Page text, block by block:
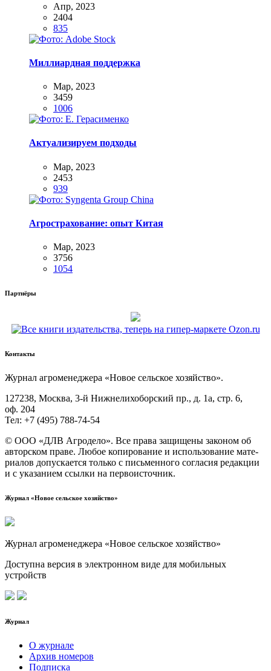
Апр, 2023
2404
835
Миллиардная поддержка
Мар, 2023
3459
1006
Актуализируем подходы
Мар, 2023
2453
939
Агрострахование: опыт Китая
Мар, 2023
3756
1054
Партнёры
Контакты
Жур­нал агро­ме­не­дже­ра «Новое сель­ское хозяйство».
127238, Москва, 3‑й Ниж­не­ли­хо­бор­ский пр., д. 1а, стр. 6,
оф. 204
Тел: +7 (495) 788‑74‑54
© ООО «ДЛВ Агро­де­ло». Все пра­ва защи­ще­ны зако­ном об
автор­ском пра­ве. Любое копи­ро­ва­ние и исполь­зо­ва­ние мате­
ри­а­лов допус­ка­ет­ся толь­ко с пись­мен­но­го согла­сия редак­ции
и с ука­за­ни­ем ссыл­ки на первоисточник.
Журнал «Новое сельское хозяйство»
Журнал агроменеджера «Новое сельское хозяйство»
Доступна версия в электронном виде для мобильных
устройств
Журнал
О журнале
Архив номеров
Подписка